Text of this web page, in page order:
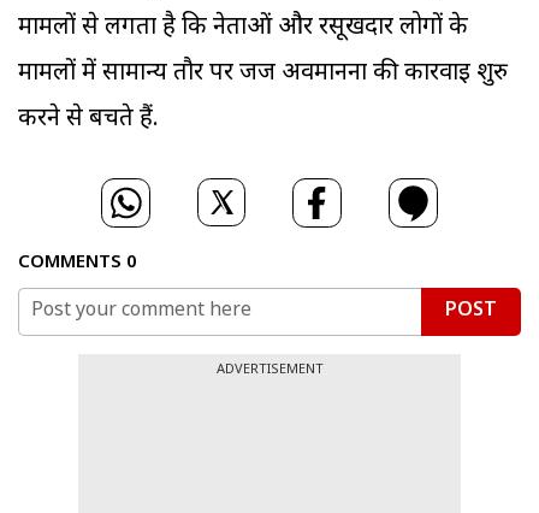
मामलों से लगता है कि नेताओं और रसूखदार लोगों के
मामलों में सामान्य तौर पर जज अवमानना की कार्रवाई शुरु
करने से बचते हैं.
COMMENTS 0
POST
ADVERTISEMENT